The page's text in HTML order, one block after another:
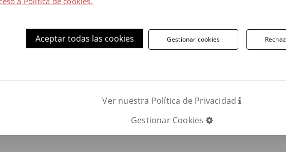
Aceptar todas las cookies Gestionar cookies
Ver nuestra Política de Privacidad
Gestionar Cookies